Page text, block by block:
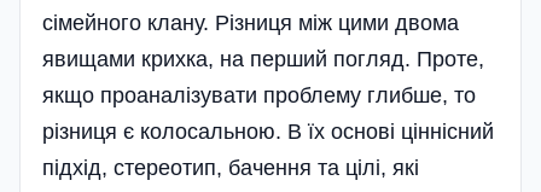
сімейного клану. Різниця між цими двома
явищами крихка, на перший погляд. Проте,
якщо проаналізувати проблему глибше, то
різниця є колосальною. В їх основі ціннісний
підхід, стереотип, бачення та цілі, які